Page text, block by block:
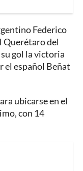
Federico
Querétaro del
gol la victoria
el español Beñat
ubicarse en el
con 14